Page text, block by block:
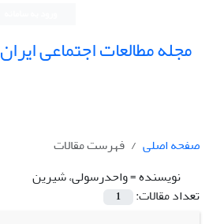
مجله مطالعات اجتماعی ایران
صفحه اصلی
فهرست مقالات
نویسنده =واحدرسولی، شیرین
تعداد مقالات:
1